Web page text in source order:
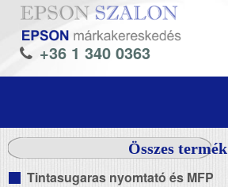
+36 1 340 0363
Összes termék
Tintasugaras nyomtató és MFP